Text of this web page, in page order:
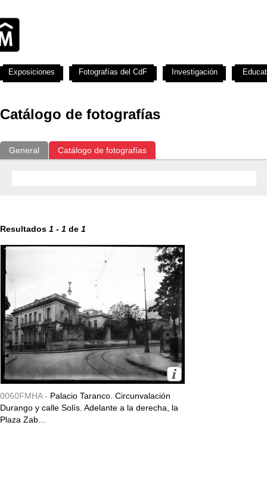
Catálogo de fotografías
General Catálogo de fotografías
Resultados 1 - 1 de 1
0060FMHA - Palacio Taranco. Circunvalación
Durango y calle Solís. Adelante a la derecha, la
Plaza Zab...
Exposiciones Fotografías del CdF Investigación